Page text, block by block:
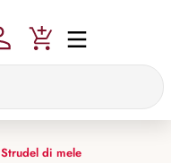
Strudel di mele